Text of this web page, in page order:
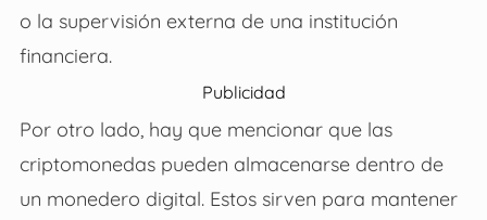
o la supervisión externa de una institución
financiera.
Publicidad
Por otro lado, hay que mencionar que las
criptomonedas pueden almacenarse dentro de
un monedero digital. Estos sirven para mantener